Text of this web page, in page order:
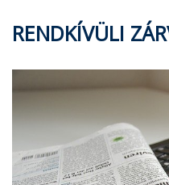
RENDKÍVÜLI